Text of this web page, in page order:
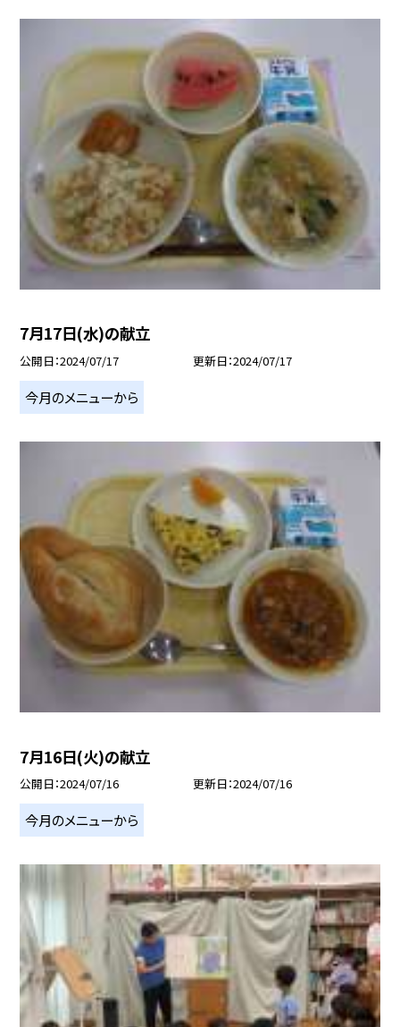
7月17日(水)の献立
公開日 2024/07/17 更新日 2024/07/17
今月のメニューから
7月16日(火)の献立
公開日 2024/07/16 更新日 2024/07/16
今月のメニューから